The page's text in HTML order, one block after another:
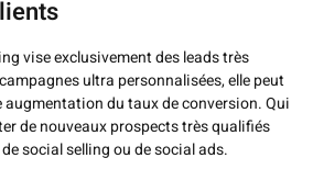
vise exclusivement des leads très
ultra personnalisées, elle peut
du taux de conversion. Qui
de nouveaux prospects très qualifiés
social selling ou de social ads.